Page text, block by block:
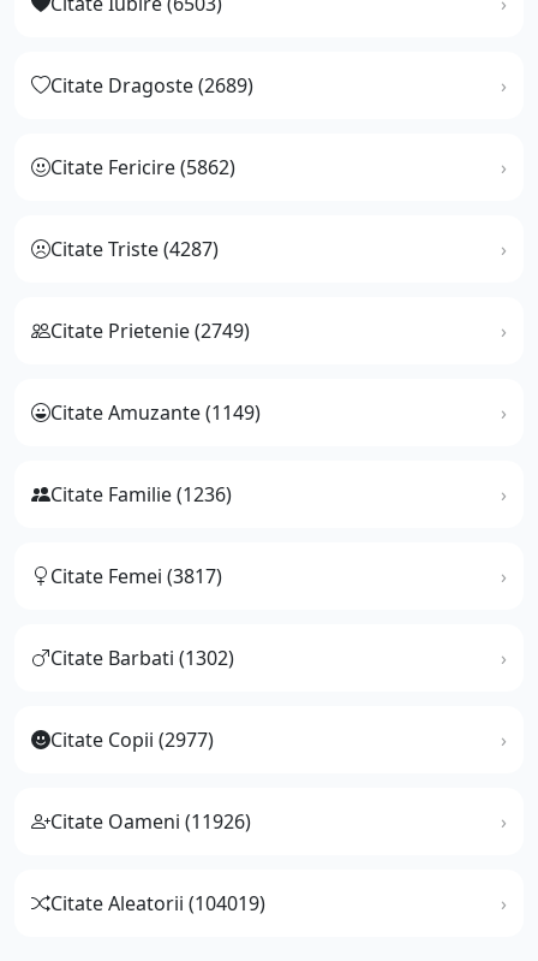
Citate Dragoste (2689)
Citate Fericire (5862)
Citate Triste (4287)
Citate Prietenie (2749)
Citate Amuzante (1149)
Citate Familie (1236)
Citate Femei (3817)
Citate Barbati (1302)
Citate Copii (2977)
Citate Oameni (11926)
Citate Aleatorii (104019)